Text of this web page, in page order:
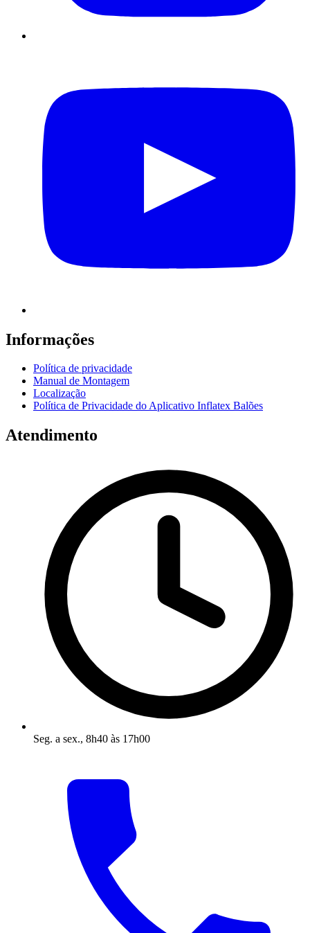
Informações
Política de privacidade
Manual de Montagem
Localização
Política de Privacidade do Aplicativo Inflatex Balões
Atendimento
Seg. a sex., 8h40 às 17h00